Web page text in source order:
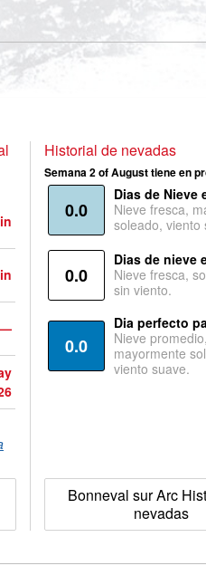
in
in
—
Historial de nevadas
Semana 2 of August tiene en
0.0
Dias de Nieve
Nieve fresca,
soleado, viento
0.0
Dias de nieve
Nieve fresca,
sin viento.
0.0
Dia perfecto
Nieve promedio,
mayormente
viento suave.
Bonneval sur Arc
nevadas